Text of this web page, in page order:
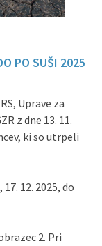
PO SUŠI 2025
Uprave za
z dne 13. 11.
ki so utrpeli
12. 2025, do
2. Pri